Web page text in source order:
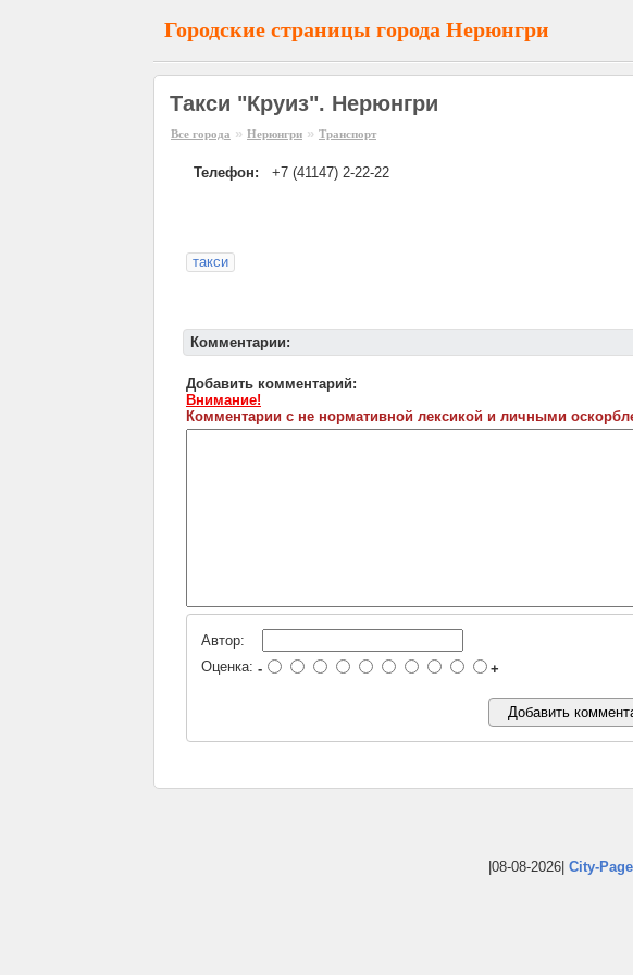
Городские страницы города Нерюнгри
Такси "Круиз". Нерюнгри
Все города » Нерюнгри » Транспорт
Телефон: +7 (41147) 2-22-22
такси
Комментарии:
Добавить комментарий:
Внимание!
Комментарии с не нормативной лексикой и личными
Автор:
Оценка: - +
|08-08-2026| City-